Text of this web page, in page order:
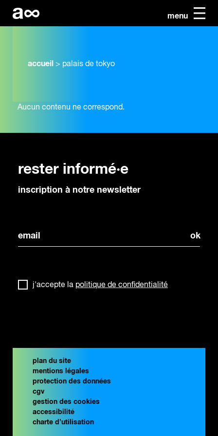
menu
accueil > palais de tokyo
Aucun contenu ne correspond.
rester informé·e
inscription à notre newsletter
j'accepte la politique de confidentialité
plan du site
mentions légales
protection des données
cgv
gestion des cookies
accessibilité
charte d’utilisation